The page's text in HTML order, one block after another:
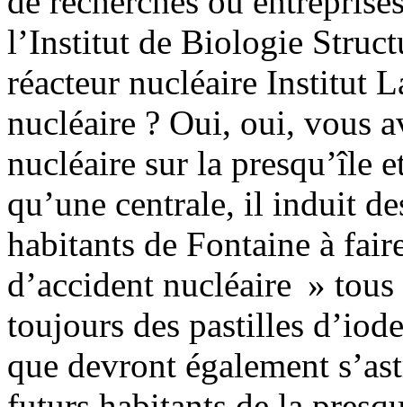
l’Institut de Biologie
réacteur nucléaire Institut
nucléaire ? Oui, oui, vous
nucléaire sur la presqu’île
qu’une centrale, il induit
habitants de Fontaine à
d’accident nucléaire »
toujours des pastilles
que devront également